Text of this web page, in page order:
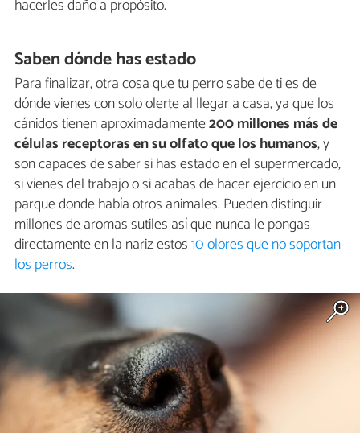
hacerles daño a propósito.
Saben dónde has estado
Para finalizar, otra cosa que tu perro sabe de ti es de
dónde vienes con solo olerte al llegar a casa, ya que los
cánidos tienen aproximadamente200 millones más de
células receptoras en su olfato que los humanos, y
son capaces de saber si has estado en el supermercado,
si vienes del trabajo o si acabas de hacer ejercicio en un
parque donde había otros animales. Pueden distinguir
millones de aromas sutiles así que nunca le pongas
directamente en la nariz estos10 olores que no soportan
los perros.